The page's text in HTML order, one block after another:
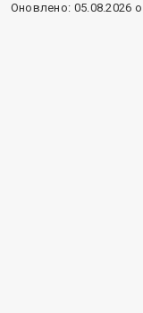
Оновлено: 05.08.2026